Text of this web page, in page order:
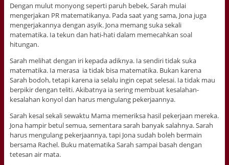
Dengan mulut monyong seperti paruh bebek, Sarah mulai
mengerjakan PR matematikanya. Pada saat yang sama, Jona juga
mengerjakannya dengan asyik. Jona memang suka sekali
matematika. Ia tekun dan hati-hati dalam memecahkan soal
hitungan.
Sarah melihat dengan iri kepada adiknya. Ia sendiri tidak suka
matematika. Ia merasa ia tidak bisa matematika. Bukan karena
Sarah bodoh, tetapi karena ia selalu ingin cepat selesai. Ia tidak mau
berpikir dengan teliti. Akibatnya ia sering membuat kesalahan-
kesalahan konyol dan harus mengulang pekerjaannya.
Sarah kesal sekali sewaktu Mama memeriksa hasil pekerjaan mereka.
Jona hampir betul semua, sementara sarah banyak salahnya. Sarah
harus mengulang pekerjaannya, tapi Jona sudah boleh bermain
bersama Rachel. Buku matematika Sarah sampai basah dengan
tetesan air mata.